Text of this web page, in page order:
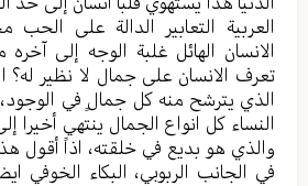
العربیة التعابیر الدالة علی الحب
الانسان الهائل غلبة الوجه إلی آخره
تعرف الانسان علی جمال لا نظیر له؟
الذي یترشح منه کل جمالٍ في
النساء کل انواع الجمال ینتهي
والذي هو بدیع في خلقته، اذاً أقول
في الجانب الربوبي، البکاء الخوفي